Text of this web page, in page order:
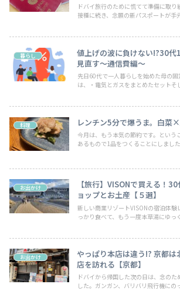
ドバイ旅行のために慌てて準備に取
接種に続き、念願の新パスポートが手
暮らし
値上げの波に負けない!?30代
見直す～通信費編～
先日60代で一人暮らしを始めた母の
は、・電気とガスをまとめたセットそ
料理 レンチン5分で爆うま。白菜
今月は、もう本気の節約です。という
あるもので1品をつくることにしまし
お出かけ
【旅行】VISONで買える！
ョップとお土産【５選】
新しい商業リゾートVISONの宿泊体
っかり食べて、もう一度本草湯にゆっ
お出かけ
やっぱり本店は違う!? 京都
店を訪れる【京都】
ドバイから帰国した次の日は、念の
した。ガンガン、バリバリ飛行機にの